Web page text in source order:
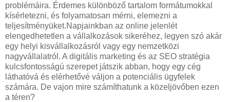
problémáira. Érdemes különböző tartalom formátumokkal
kísérletezni, és folyamatosan mérni, elemezni a
teljesítményüket.Napjainkban az online jelenlét
elengedhetetlen a vállalkozások sikeréhez, legyen szó akár
egy helyi kisvállalkozásról vagy egy nemzetközi
nagyvállalatról. A digitális marketing és az SEO stratégia
kulcsfontosságú szerepet játszik abban, hogy egy cég
láthatóvá és elérhetővé váljon a potenciális ügyfelek
számára. De vajon mire számíthatunk a közeljövőben ezen
a téren?